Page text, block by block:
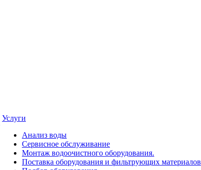
Услуги
Анализ воды
Сервисное обслуживание
Монтаж водоочистного оборудования.
Поставка оборудования и фильтрующих материалов